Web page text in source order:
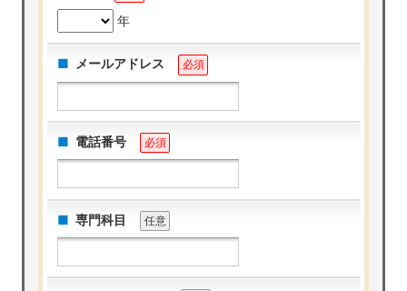
年
メールアドレス 必須
電話番号 必須
専門科目 任意